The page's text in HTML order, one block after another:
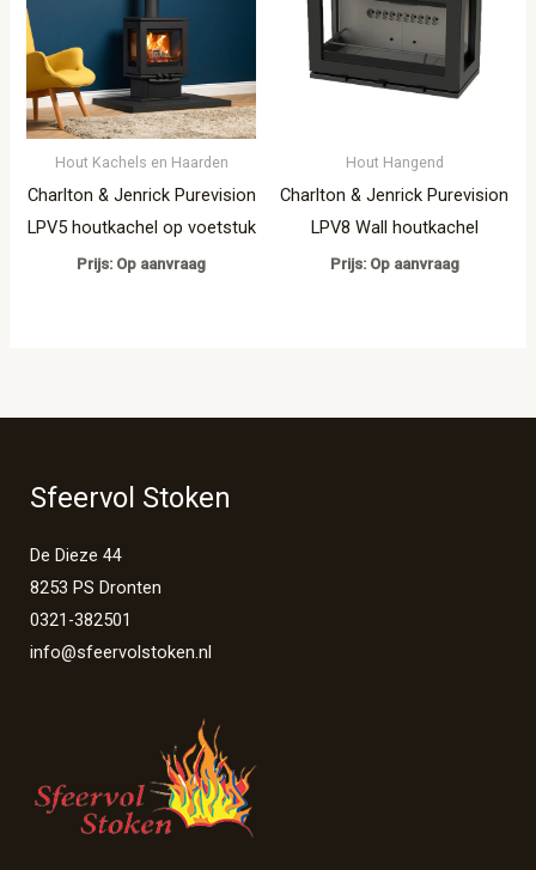
Hout Kachels en Haarden
Charlton & Jenrick Purevision
LPV5 houtkachel op voetstuk
Prijs: Op aanvraag
Hout Hangend
Charlton & Jenrick Purevision
LPV8 Wall houtkachel
Prijs: Op aanvraag
Sfeervol Stoken
De Dieze 44
8253 PS Dronten
0321-382501
info@sfeervolstoken.nl